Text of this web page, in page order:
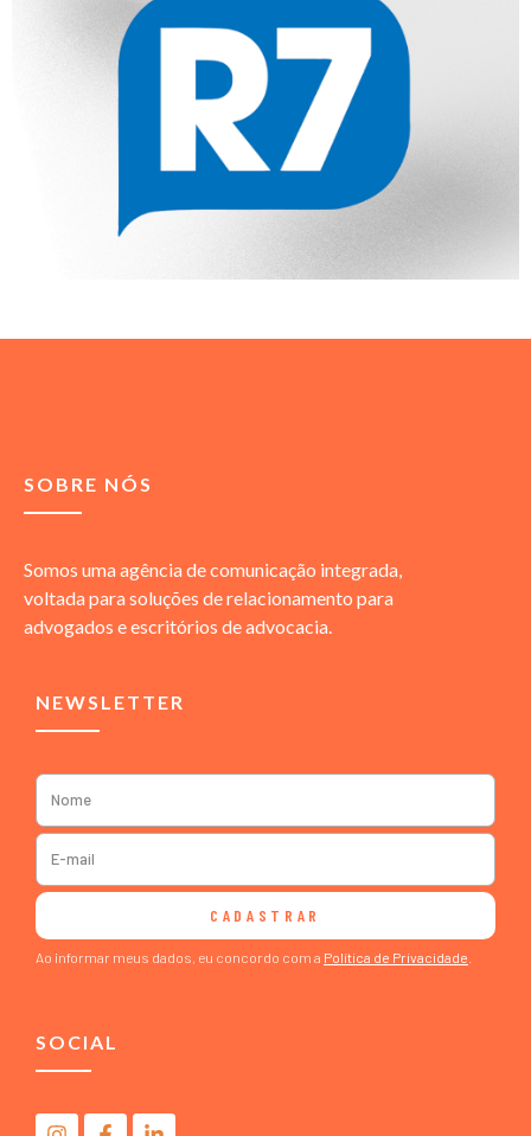
SOBRE NÓS
Somos uma agência de comunicação integrada,
voltada para soluções de relacionamento para
advogados e escritórios de advocacia.
NEWSLETTER
CADASTRAR
Ao informar meus dados, eu concordo com a Política de Privacidade
SOCIAL